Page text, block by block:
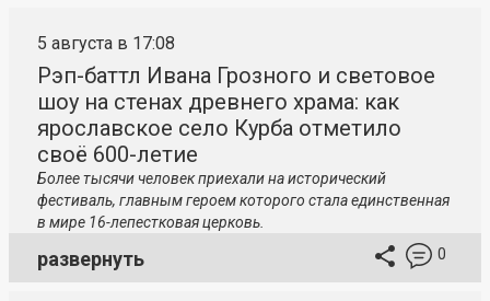
5 августа в 17:08
Рэп-баттл Ивана Грозного и световое
шоу на стенах древнего храма: как
ярославское село Курба отметило
своё 600-летие
Более тысячи человек приехали на исторический
фестиваль, главным героем которого стала единственная
в мире 16-лепестковая церковь.
развернуть 0